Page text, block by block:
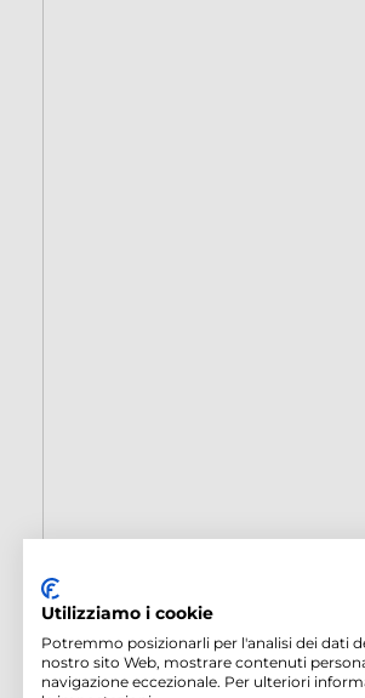
Utilizziamo i cookie
Potremmo posizionarli per l'analisi dei dati
nostro sito Web, mostrare contenuti
navigazione eccezionale. Per ulteriori